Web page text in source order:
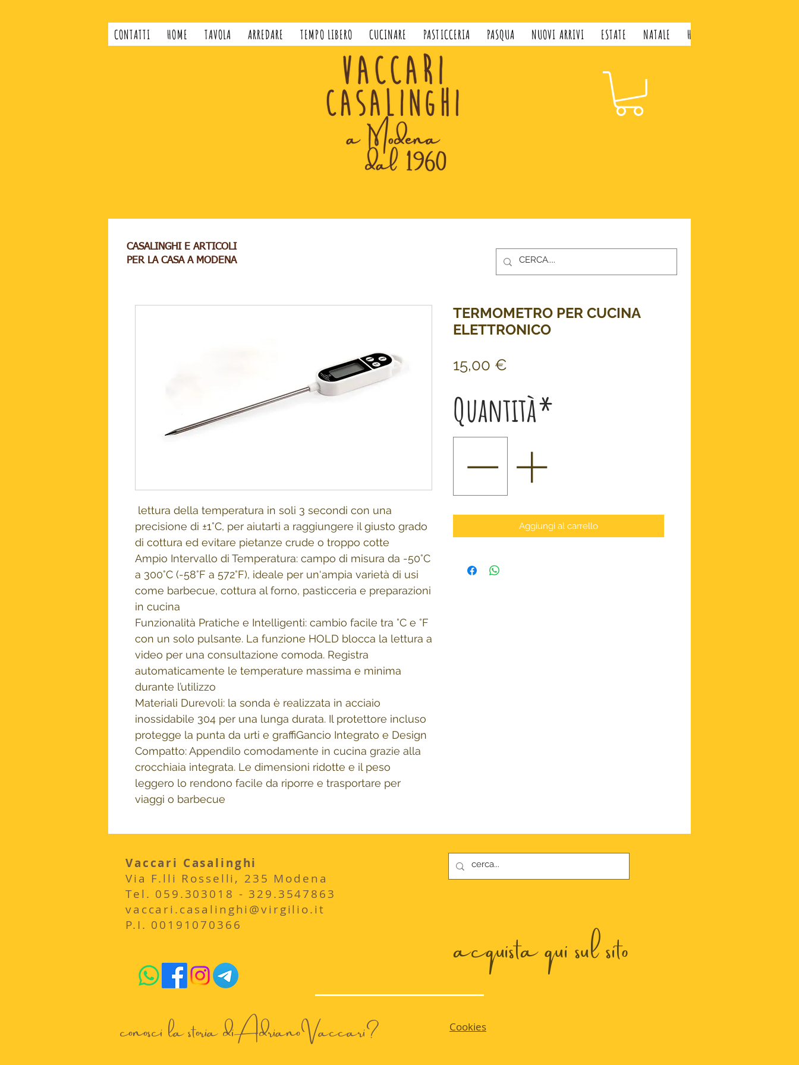
CONTATTI HOME TAVOLA ARREDARE TEMPO LIBERO CUCINARE PASTICCERIA PASQUA NUOVI ARRIVI ESTATE NATALE H&H LIFESTYLE
CASALINGHI E ARTICOLI
PER LA CASA A MODENA
lettura della temperatura in soli 3 secondi con una
precisione di ±1°C, per aiutarti a raggiungere il giusto grado
di cottura ed evitare pietanze crude o troppo cotte
Ampio Intervallo di Temperatura: campo di misura da -50°C
a 300°C (-58°F a 572°F), ideale per un‘ampia varietà di usi
come barbecue, cottura al forno, pasticceria e preparazioni
in cucina
Funzionalità Pratiche e Intelligenti: cambio facile tra °C e °F
con un solo pulsante. La funzione HOLD blocca la lettura a
video per una consultazione comoda. Registra
automaticamente le temperature massima e minima
durante l’utilizzo
Materiali Durevoli: la sonda è realizzata in acciaio
inossidabile 304 per una lunga durata. Il protettore incluso
protegge la punta da urti e graffiGancio Integrato e Design
Compatto: Appendilo comodamente in cucina grazie alla
crocchiaia integrata. Le dimensioni ridotte e il peso
leggero lo rendono facile da riporre e trasportare per
viaggi o barbecue
TERMOMETRO PER CUCINA
ELETTRONICO
15,00 €
Quantità*
Aggiungi al carrello
Vaccari Casalinghi
Via F.lli Rosselli, 235 Modena
​Tel. 059.303018 - 329.3547863
vaccari.casalinghi@virgilio.it
P.I. 00191070366
acquista qui sul sito
conosci la storia di AdrianoVaccari? Cookies